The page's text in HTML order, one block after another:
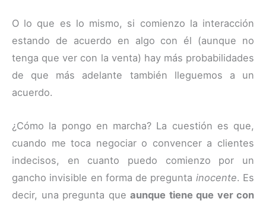
O lo que es lo mismo, si comienzo la interacción
estando de acuerdo en algo con él (aunque no
tenga que ver con la venta) hay más probabilidades
de que más adelante también lleguemos a un
acuerdo.
¿Cómo la pongo en marcha? La cuestión es que,
cuando me toca negociar o convencer a clientes
indecisos, en cuanto puedo comienzo por un
gancho invisible en forma de pregunta inocente. Es
decir, una pregunta que aunque tiene que ver con